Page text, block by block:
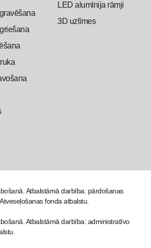
LED alumīnija rāmji
3D uzlīmes
Atbalstāmā darbība: pārdošanas
fonda atbalstu.
Atbalstāmā darbība: administratīvo